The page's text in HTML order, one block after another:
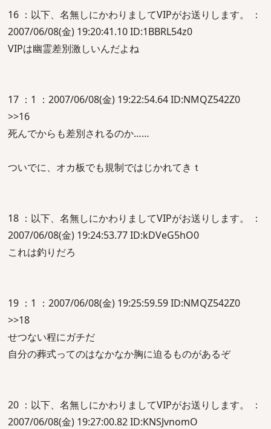
16 ：以下、名無しにかわりましてVIPがお送りします。 ：
2007/06/08(金) 19:20:41.10 ID:1BBRL54z0
VIPは幽霊差別激しいんだよね
17 ：1 ：2007/06/08(金) 19:22:54.64 ID:NMQZ542Z0
>>16
死んでからも差別されるのか……
ついでに、オカ板でも規制ではじかれてきｔ
18 ：以下、名無しにかわりましてVIPがお送りします。 ：
2007/06/08(金) 19:24:53.77 ID:kDVeG5hO0
これは釣りだろ
19 ：1 ：2007/06/08(金) 19:25:59.59 ID:NMQZ542Z0
>>18
せつない程にガチだ
自分の葬式ってのはなかなか胸に迫るものがあるぞ
20 ：以下、名無しにかわりましてVIPがお送りします。 ：
2007/06/08(金) 19:27:00.82 ID:KNSJvnomO